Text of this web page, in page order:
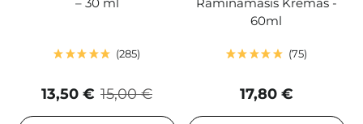
– 30 ml
285
15,00 €
13,50 €
Raminamasis Kremas -
60ml
75
17,80 €